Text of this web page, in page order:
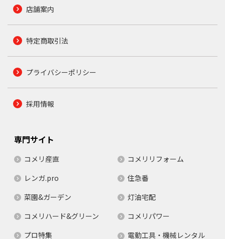
店舗案内
特定商取引法
プライバシーポリシー
採用情報
専門サイト
コメリ産直
コメリリフォーム
レンガ.pro
住急番
菜園&ガーデン
灯油宅配
コメリハード&グリーン
コメリパワー
プロ特集
電動工具・機械レンタル